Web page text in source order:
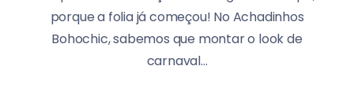
porque a folia já começou! No Achadinhos
Bohochic, sabemos que montar o look de
carnaval...